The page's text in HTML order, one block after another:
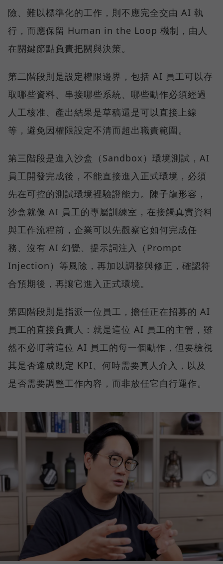
險、難以標準化的工作，則不應完全交由 AI 執
行，而應保留 Human in the Loop 機制，由人
在關鍵節點負責把關與決策。
第二階段則是設定權限邊界，包括 AI 員工可以存
取哪些資料、串接哪些系統、哪些動作必須經過
人工核准、產出結果是草稿還是可以直接上線
等，避免因權限設定不清而超出職責範圍。
第三階段是進入沙盒（Sandbox）環境測試，AI
員工開發完成後，不能直接進入正式環境，必須
先在可控的測試環境裡驗證能力。陳子龍形容，
沙盒就像 AI 員工的專屬訓練室，在接觸真實資料
與工作流程前，企業可以先觀察它如何完成任
務、沒有 AI 幻覺、提示詞注入（Prompt
Injection）等風險，再加以調整與修正，確認符
合預期後，再讓它進入正式環境。
第四階段則是指派一位員工，擔任正在招募的 AI
員工的直接負責人：就是這位 AI 員工的主管，雖
然不必盯著這位 AI 員工的每一個動作，但要檢視
其是否達成既定 KPI、何時需要真人介入，以及
是否需要調整工作內容，而非放任它自行運作。